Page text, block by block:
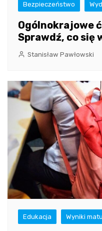
Bezpieczeństwo
Ogólnokrajowe
Sprawdź, co się
Stanisław Pawłowski
Edukacja Wyniki